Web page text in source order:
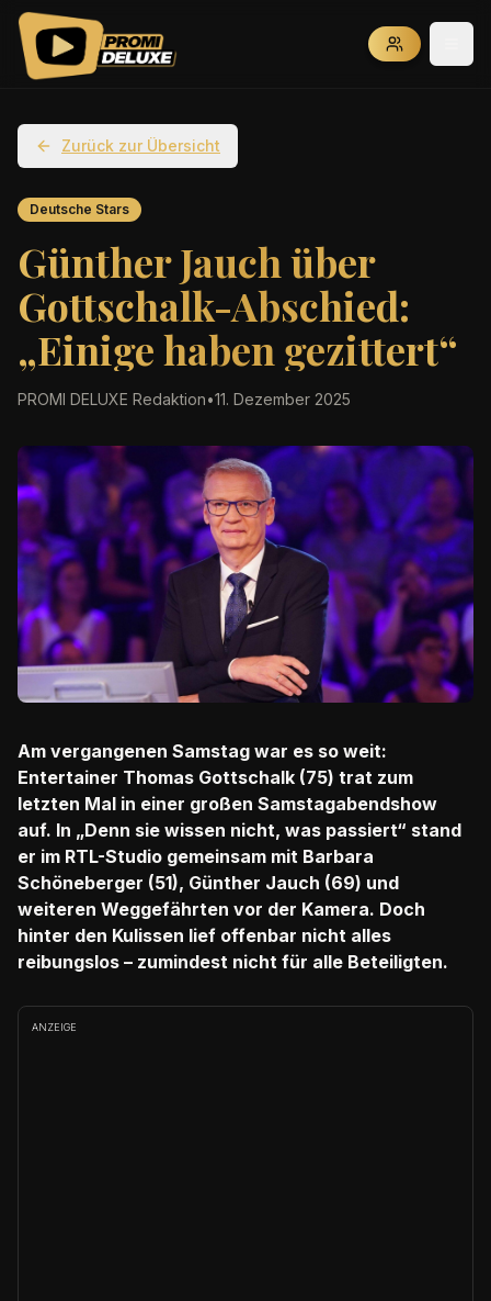
Zurück zur Übersicht
Deutsche Stars
Günther Jauch über
Gottschalk-Abschied:
„Einige haben gezittert“
PROMI DELUXE Redaktion•11. Dezember 2025
Am vergangenen Samstag war es so weit:
Entertainer Thomas Gottschalk (75) trat zum
letzten Mal in einer großen Samstagabendshow
auf. In „Denn sie wissen nicht, was passiert“ stand
er im RTL-Studio gemeinsam mit Barbara
Schöneberger (51), Günther Jauch (69) und
weiteren Weggefährten vor der Kamera. Doch
hinter den Kulissen lief offenbar nicht alles
reibungslos – zumindest nicht für alle Beteiligten.
ANZEIGE